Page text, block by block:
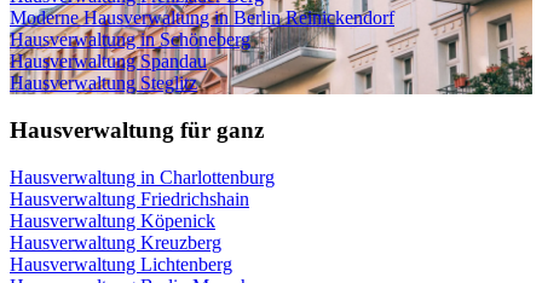
Moderne Hausverwaltung in Berlin Reinickendorf
Hausverwaltung in Schöneberg
Hausverwaltung Spandau
Hausverwaltung Steglitz
Hausverwaltung für ganz
Hausverwaltung in Charlottenburg
Hausverwaltung Friedrichshain
Hausverwaltung Köpenick
Hausverwaltung Kreuzberg
Hausverwaltung Lichtenberg